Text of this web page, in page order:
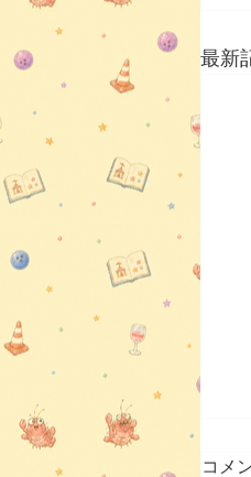
最新
コメ